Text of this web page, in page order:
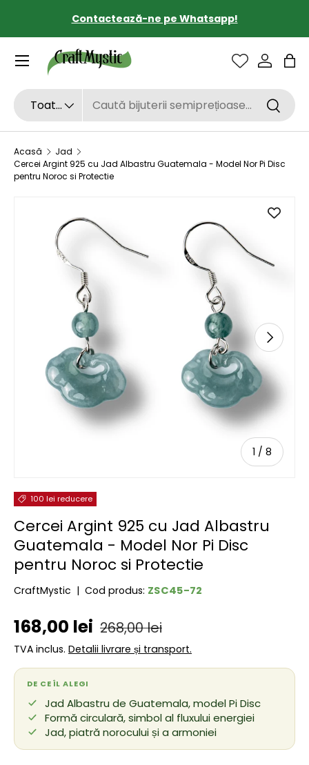
SARI LA CONȚINUT
Contactează-ne pe Whatsapp!
Căutare
Tipul de produs
Toate
Sac
Acasă
Jad
Cercei Argint 925 cu Jad Albastru Guatemala - Model Nor Pi Disc
pentru Noroc si Protectie
SARI LA INFORMAȚIILE DESPRE PRODUS
1 / de
8
100 lei reducere
Cercei Argint 925 cu Jad Albastru
Guatemala - Model Nor Pi Disc
pentru Noroc si Protectie
CraftMystic | Cod produs: ZSC45-72
Preț de vânzare
168,00 lei Preț obișnuit
268,00 lei
TVA inclus. Detalii livrare și transport.
DE CE ÎL ALEGI
Jad Albastru de Guatemala, model Pi Disc
Formă circulară, simbol al fluxului energiei
Jad, piatră norocului și a armoniei